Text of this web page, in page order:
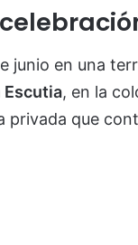
junio en una
Escutia, en la
privada que